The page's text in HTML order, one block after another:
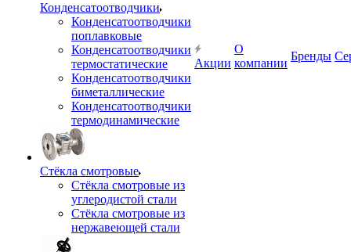
Конденсатоотводчики
Конденсатоотводчики
поплавковые
Конденсатоотводчики
термостатические
Конденсатоотводчики
биметаллические
Конденсатоотводчики
термодинамические
Стёкла смотровые
Стёкла смотровые из
углеродистой стали
Стёкла смотровые из
нержавеющей стали
Акции
О
компании
Бренды